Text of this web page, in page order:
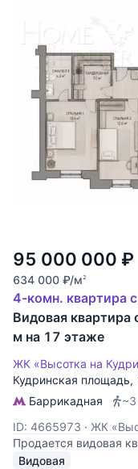
95 000 000 ₽
634 000 ₽/м2
4-комн. квартира
Видовая квартира
м на 17 этаже
ЖК «Высотка на
Кудринская площадь,
Баррикадная
ID: 4665973 · ЖК
Продается видовая
высотке. В квартире
Видовая